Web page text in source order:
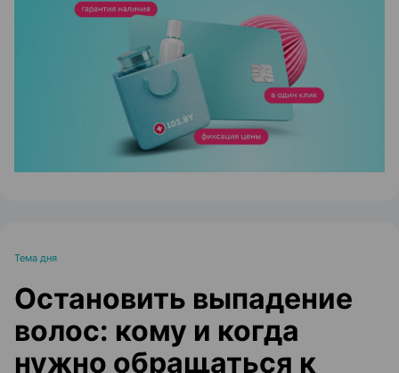
ЭФФЕКТИВНАЯ РЕКЛАМА НА САЙТЕ
Тема дня
Остановить выпадение
волос: кому и когда
нужно обращаться к